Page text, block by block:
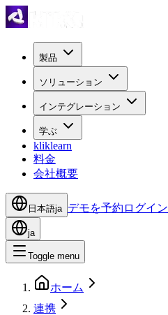
製品
ソリューション
インテグレーション
学ぶ
kliklearn
料金
会社概要
日本語ja デモを予約 ログイン
ja
Toggle menu
ホーム
連携